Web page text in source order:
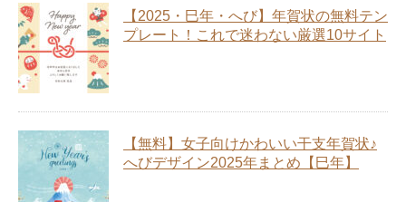
【2025・巳年・へび】年賀状の無料テン
プレート！これで迷わない厳選10サイト
【無料】女子向けかわいい干支年賀状♪
へびデザイン2025年まとめ【巳年】